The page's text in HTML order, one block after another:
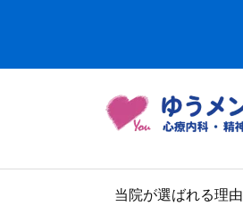
当院が選ばれる理由